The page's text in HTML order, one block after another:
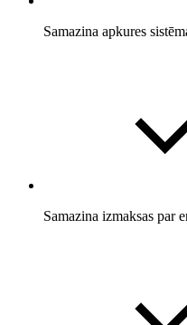
Samazina apkures
Samazina izmaksas par